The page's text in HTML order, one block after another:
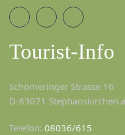
Tourist-Info
Schömeringer Strasse 16
D-83071 Stephanskirchen
Telefon: 08036/615